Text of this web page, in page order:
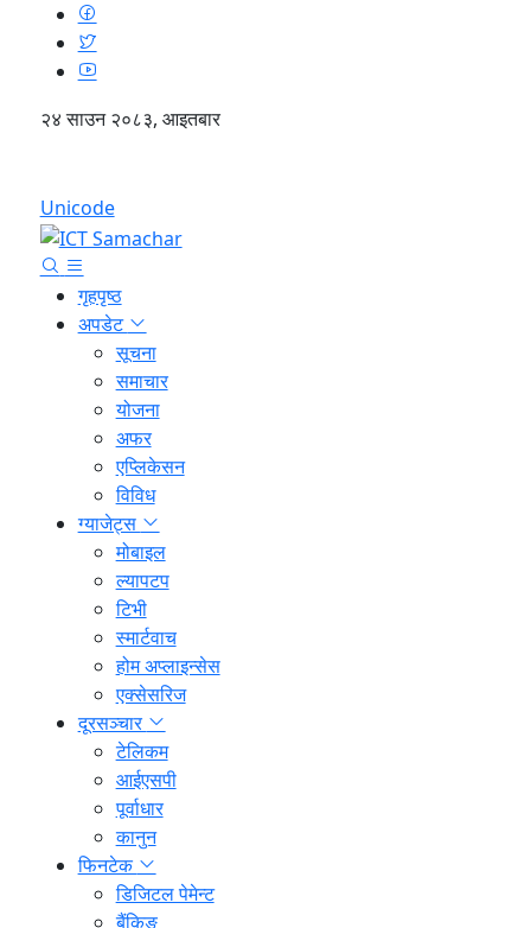
२४ साउन २०८३, आइतबार
Unicode
गृहपृष्ठ
अपडेट
सूचना
समाचार
योजना
अफर
एप्लिकेसन
विविध
ग्याजेट्स
मोबाइल
ल्यापटप
टिभी
स्मार्टवाच
होम अप्लाइन्सेस
एक्सेसरिज
दूरसञ्चार
टेलिकम
आईएसपी
पूर्वाधार
कानुन
फिनटेक
डिजिटल पेमेन्ट
बैंकिङ